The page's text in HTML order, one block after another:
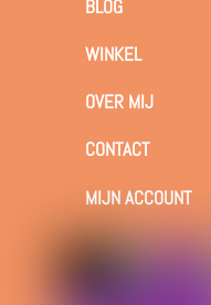
BLOG
WINKEL
OVER MIJ
CONTACT
MIJN ACCOUNT